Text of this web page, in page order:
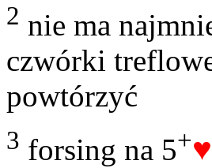
2 nie ma
czwórki
powtórzyć
3 forsing na 5+♥